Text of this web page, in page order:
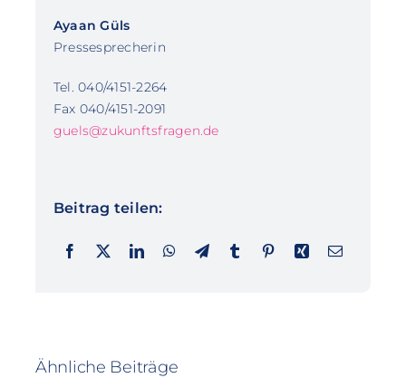
Ayaan Güls
Pressesprecherin
Tel. 040/4151-2264
Fax 040/4151-2091
guels@zukunftsfragen.de
Beitrag teilen:
Ähnliche Beiträge